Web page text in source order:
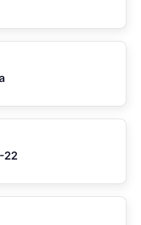
22